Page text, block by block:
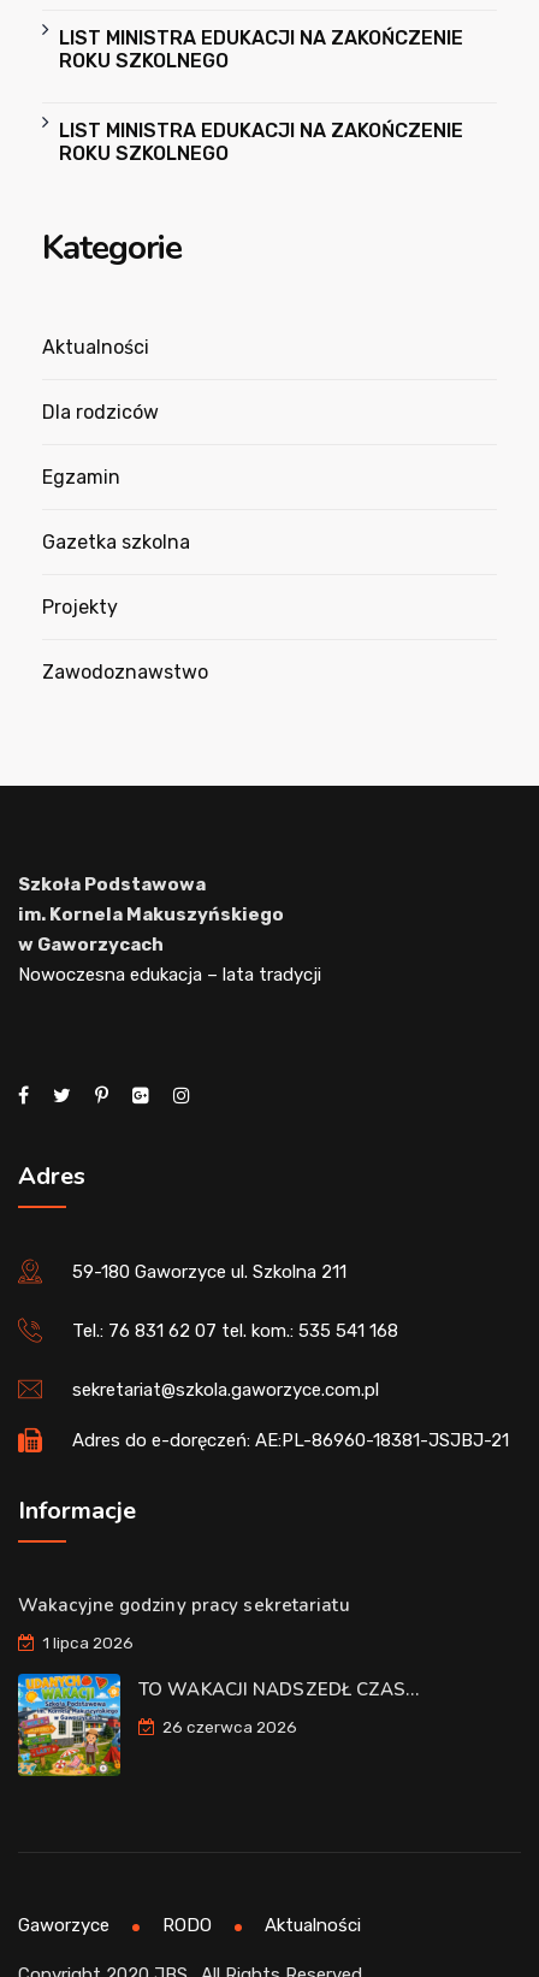
LIST MINISTRA EDUKACJI NA ZAKOŃCZENIE
ROKU SZKOLNEGO
LIST MINISTRA EDUKACJI NA ZAKOŃCZENIE
ROKU SZKOLNEGO
Kategorie
Aktualności
Dla rodziców
Egzamin
Gazetka szkolna
Projekty
Zawodoznawstwo
Szkoła Podstawowa
im. Kornela Makuszyńskiego
w Gaworzycach
Nowoczesna edukacja – lata tradycji
Adres
59-180 Gaworzyce ul. Szkolna 211
Tel.: 76 831 62 07 tel. kom.: 535 541 168
sekretariat@szkola.gaworzyce.com.pl
Adres do e-doręczeń: AE:PL-86960-18381-JSJBJ-21
Informacje
Wakacyjne godziny pracy sekretariatu
1 lipca 2026
TO WAKACJI NADSZEDŁ CZAS…
26 czerwca 2026
Gaworzyce RODO Aktualności